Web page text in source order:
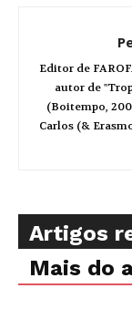
Editor de
autor de
(Boitempo,
Carlos (&
Artigos
Mais do